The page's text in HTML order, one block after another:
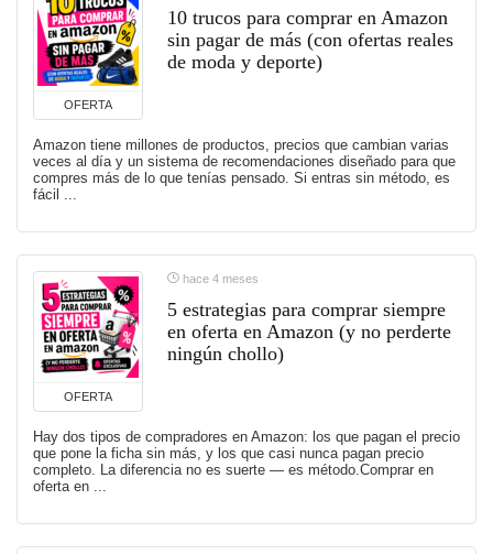
OFERTA
10 trucos para comprar en Amazon
sin pagar de más (con ofertas reales
de moda y deporte)
Amazon tiene millones de productos, precios que cambian varias
veces al día y un sistema de recomendaciones diseñado para que
compres más de lo que tenías pensado. Si entras sin método, es
fácil ...
OFERTA
hace 4 meses
5 estrategias para comprar siempre
en oferta en Amazon (y no perderte
ningún chollo)
Hay dos tipos de compradores en Amazon: los que pagan el precio
que pone la ficha sin más, y los que casi nunca pagan precio
completo. La diferencia no es suerte — es método.Comprar en
oferta en ...